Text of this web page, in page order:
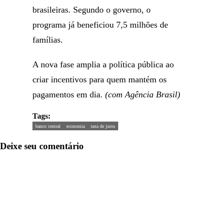
brasileiras. Segundo o governo, o
programa já beneficiou 7,5 milhões de
famílias.
A nova fase amplia a política pública ao
criar incentivos para quem mantém os
pagamentos em dia.(com Agência Brasil)
Tags:
banco central economia taxa de juros
Deixe seu comentário